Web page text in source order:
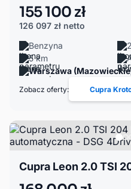
155 100 zł
126 097 zł netto
Benzyna
5 km
Warszawa
Zobacz oferty: Cupra